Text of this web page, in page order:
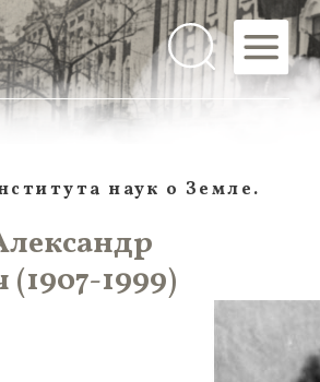
наук о Земле.
(1907-1999)